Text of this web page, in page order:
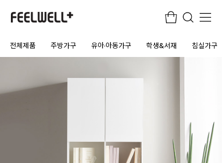
전체제품 주방가구 유아·아동가구 학생&서재 침실가구